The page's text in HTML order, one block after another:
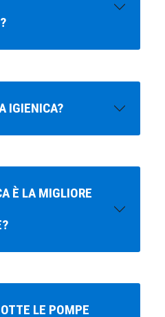
IGIENICA?
È LA MIGLIORE
LE POMPE